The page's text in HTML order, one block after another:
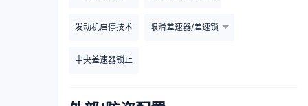
发动机启停技术 限滑差速器/差速锁
中央差速器锁止